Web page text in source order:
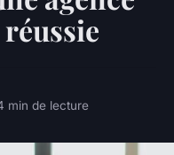
min de lecture